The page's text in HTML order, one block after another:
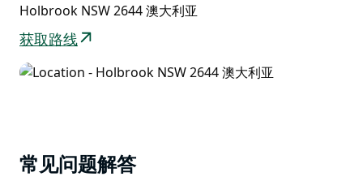
Holbrook NSW 2644 澳大利亚
获取路线
常见问题解答